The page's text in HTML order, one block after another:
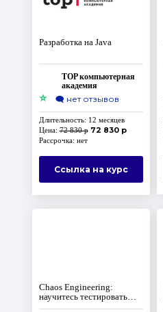
Разработка на Java
TOP компьютерная
академия
⭐ 🗨️ нет отзывов
Длительность: 12 месяцев
Цена:72 830 р 72 830 р
Рассрочка: нет
Ссылка на курс
Chaos Engineering:
научитесь тестировать
гипотезы надёжности